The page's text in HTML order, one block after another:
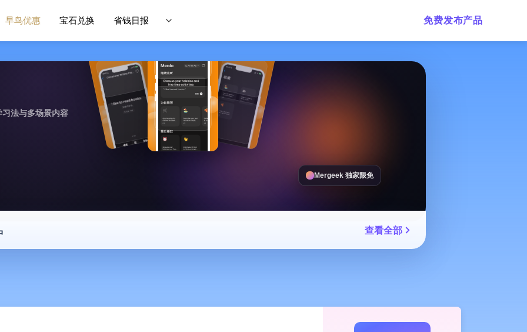
早鸟优惠 宝石兑换 省钱日报 免费发布产品
法与多场景内容
Mergeek 独家限免
查看全部